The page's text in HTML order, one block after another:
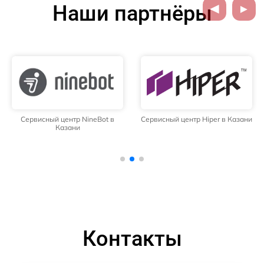
Наши партнёры
Сервисный центр NineBot в
Казани
Сервисный центр Hiper в Казани
Контакты